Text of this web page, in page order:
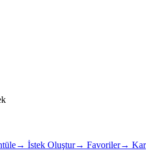
→ İstek Oluştur→ Favoriler→